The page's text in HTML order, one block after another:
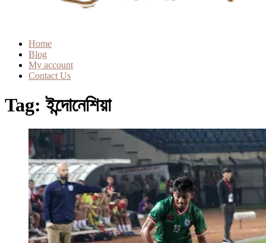
Home
Blog
My account
Contact Us
Tag:ইন্দোনেশিয়া